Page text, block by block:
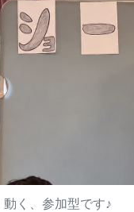
く、参加型です♪